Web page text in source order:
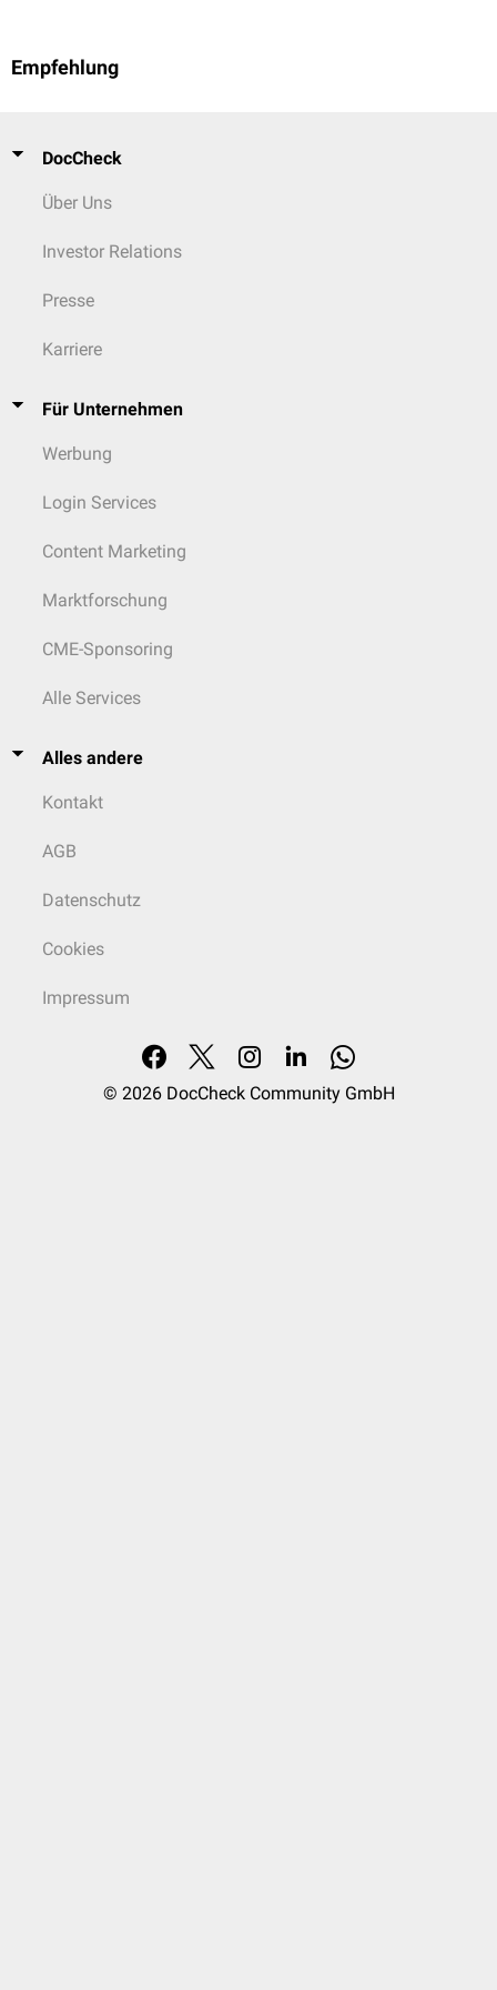
Empfehlung
DocCheck
Über Uns
Investor Relations
Presse
Karriere
Für Unternehmen
Werbung
Login Services
Content Marketing
Marktforschung
CME-Sponsoring
Alle Services
Alles andere
Kontakt
AGB
Datenschutz
Cookies
Impressum
© 2026 DocCheck Community GmbH